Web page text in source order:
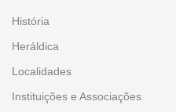
História
Heráldica
Localidades
Instituições e Associações